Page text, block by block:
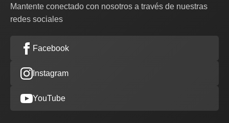
Mantente conectado con nosotros a través de nuestras
redes sociales
Facebook
Instagram
YouTube